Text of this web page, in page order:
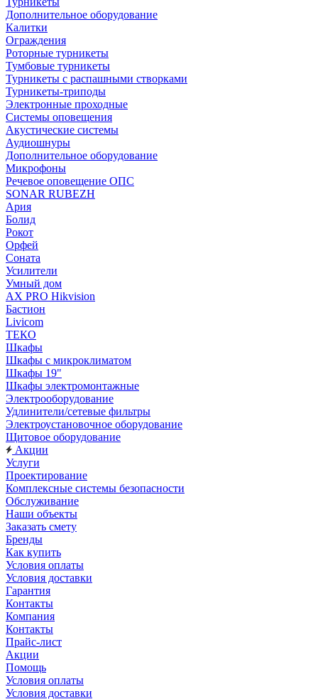
Дополнительное оборудование
Калитки
Ограждения
Роторные турникеты
Тумбовые турникеты
Турникеты с распашными створками
Турникеты-триподы
Электронные проходные
Системы оповещения
Акустические системы
Аудиошнуры
Дополнительное оборудование
Микрофоны
Речевое оповещение ОПС
SONAR RUBEZH
Ария
Болид
Рокот
Орфей
Соната
Усилители
Умный дом
AX PRO Hikvision
Бастион
Livicom
ТЕКО
Шкафы
Шкафы с микроклиматом
Шкафы 19"
Шкафы электромонтажные
Электрооборудование
Удлинители/сетевые фильтры
Электроустановочное оборудование
Щитовое оборудование
Акции
Услуги
Проектирование
Комплексные системы безопасности
Обслуживание
Наши объекты
Заказать смету
Бренды
Как купить
Условия оплаты
Условия доставки
Гарантия
Контакты
Компания
Контакты
Прайс-лист
Акции
Помощь
Условия оплаты
Условия доставки